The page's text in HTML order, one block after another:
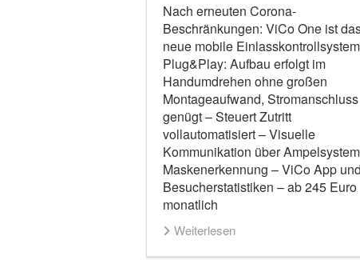
Nach erneuten Corona-
Beschränkungen: ViCo One ist
neue mobile
Plug&Play: Aufbau erfolgt im
Handumdrehen ohne großen
Montageaufwand, Stromanschluss
genügt – Steuert Zutritt
vollautomatisiert – Visuelle
Kommunikation über
Maskenerkennung – ViCo App und
Besucherstatistiken – ab 245 Euro
monatlich
Weiterlesen